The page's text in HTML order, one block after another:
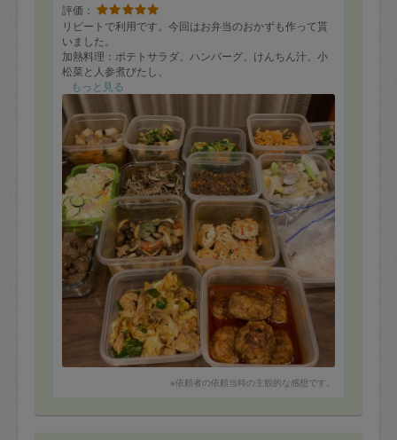
評価：
リピートで利用です。今回はお弁当のおかずも作って貰
いました。
加熱料理：ポテトサラダ、ハンバーグ、けんちん汁、小
松菜と人参煮びたし、
肉味噌、鳥だんご、海老と蠣のさっと煮、根菜の土佐
煮、こんにゃくステーキ、
キノコソテー、きのことトマト煮、などなど
未加熱：イワシのフライ、白身魚のフライ、ひれかつ、
などなど
もっと見る
※依頼者の依頼当時の主観的な感想です。